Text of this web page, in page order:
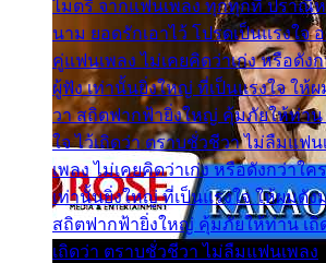
ไมตรี จากแฟนเพลง ทุกทุกที่ ปราณี
นาม ยอดรักเอาไว้ โปรดเป็นแรงใจ
คู่แฟนเพลง ไม่เคยคิดว่าเก่ง หรือดัง
ผู้ฟัง เท่านั้นยิ่งใหญ่ ที่เป็นแรงใจ ให้
วา สถิตฟากฟ้ายิ่งใหญ่ คุ้มภัยให้ท่าน
ใจ ไว้เถิดว่า ตราบชั่วชีวา ไม่ลืมแฟ
เพลง ไม่เคยคิดว่าเก่ง หรือดังกว่าใ
เท่านั้นยิ่งใหญ่ ที่เป็นแรงใจ ให้ผมดัง
สถิตฟากฟ้ายิ่งใหญ่ คุ้มภัยให้ท่าน เถิ
เถิดว่า ตราบชั่วชีวา ไม่ลืมแฟนเพลง